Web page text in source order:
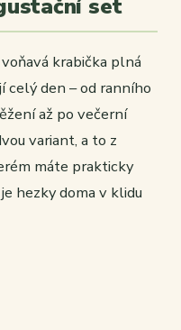
set
krabička plná
celý den – od ranního
až po večerní
variant, a to z
máte prakticky
hezky doma v klidu